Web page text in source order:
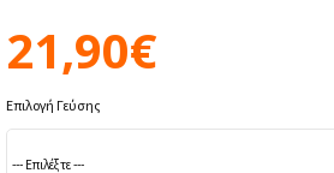
21,90€
Επιλογή Γεύσης